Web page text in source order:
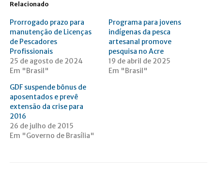
Relacionado
Prorrogado prazo para
manutenção de Licenças
de Pescadores
Profissionais
25 de agosto de 2024
Em "Brasil"
Programa para jovens
indígenas da pesca
artesanal promove
pesquisa no Acre
19 de abril de 2025
Em "Brasil"
GDF suspende bônus de
aposentados e prevê
extensão da crise para
2016
26 de julho de 2015
Em "Governo de Brasília"